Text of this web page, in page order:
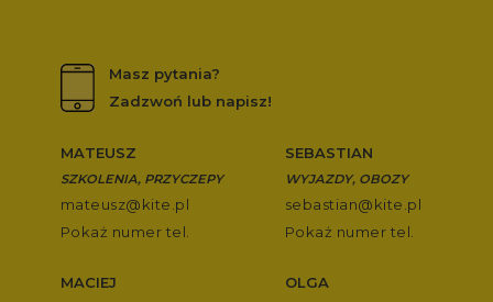
Masz pytania?
Zadzwoń lub napisz!
MATEUSZ
SZKOLENIA, PRZYCZEPY
mateusz@kite.pl
Pokaż numer tel.
MACIEJ
SEBASTIAN
WYJAZDY, OBOZY
sebastian@kite.pl
Pokaż numer tel.
OLGA